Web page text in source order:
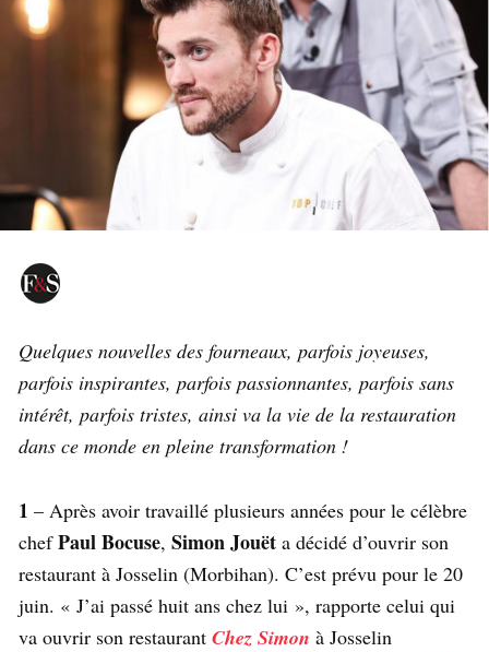
Quelques nouvelles des fourneaux, parfois joyeuses,
parfois inspirantes, parfois passionnantes, parfois sans
intérêt, parfois tristes, ainsi va la vie de la restauration
dans ce monde en pleine transformation !
1 – Après avoir travaillé plusieurs années pour le célèbre
chefPaul Bocuse, Simon Jouët a décidé d’ouvrir son
restaurant à Josselin (Morbihan). C’est prévu pour le 20
juin. « J’ai passé huit ans chez lui », rapporte celui qui
va ouvrir son restaurant Chez Simon à Josselin